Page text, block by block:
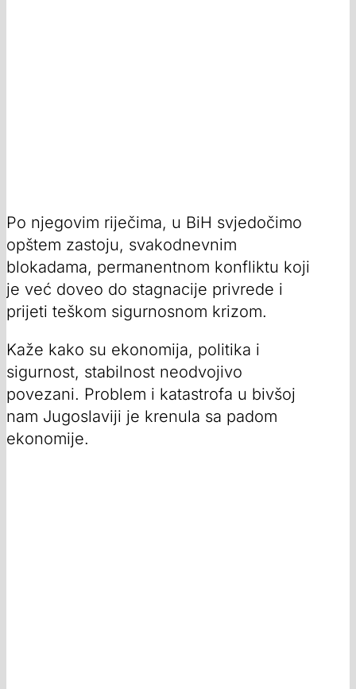
Po njegovim riječima, u BiH svjedočimo
opštem zastoju, svakodnevnim
blokadama, permanentnom konfliktu koji
je već doveo do stagnacije privrede i
prijeti teškom sigurnosnom krizom.
Kaže kako su ekonomija, politika i
sigurnost, stabilnost neodvojivo
povezani. Problem i katastrofa u bivšoj
nam Jugoslaviji je krenula sa padom
ekonomije.